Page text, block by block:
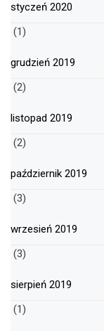
styczeń 2020
(1)
grudzień 2019
(2)
listopad 2019
(2)
październik 2019
(3)
wrzesień 2019
(3)
sierpień 2019
(1)